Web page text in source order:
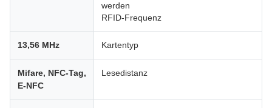
werden
RFID-Frequenz
13,56 MHz Kartentyp
Mifare, NFC-Tag,
E-NFC
Lesedistanz